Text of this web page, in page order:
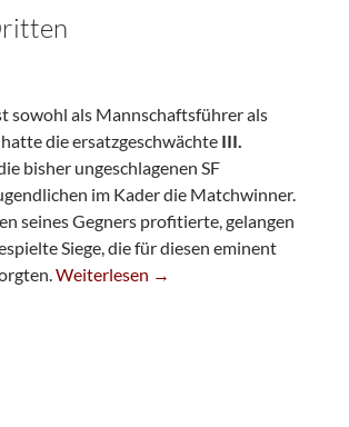
sowohl als Mannschaftsführer als
die ersatzgeschwächte III.
bisher ungeschlagenen SF
im Kader die Matchwinner.
seines Gegners profitierte, gelangen
Siege, die für diesen eminent
Jugend-Talente Sichern Sieg Der Dritten
Weiterlesen →